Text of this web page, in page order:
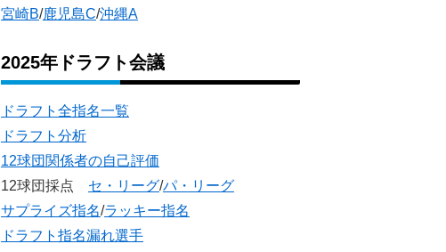
宮崎B/鹿児島C/沖縄A
2025年ドラフト会議
ドラフト全指名一覧
ドラフト分析
12球団関係者の自己評価
12球団採点 セ・リーグ/パ・リーグ
サプライズ指名/ラッキー指名
ドラフト指名漏れ選手